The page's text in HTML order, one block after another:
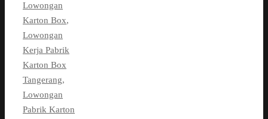
Lowongan
Karton Box,
Lowongan
Kerja Pabrik
Karton Box
Tangerang,
Lowongan
Pabrik Karton